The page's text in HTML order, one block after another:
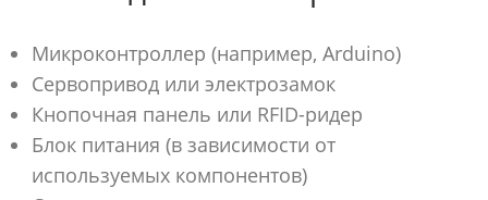
Микроконтроллер (например, Arduino)
Сервопривод или электрозамок
Кнопочная панель или RFID-ридер
Блок питания (в зависимости от
используемых компонентов)